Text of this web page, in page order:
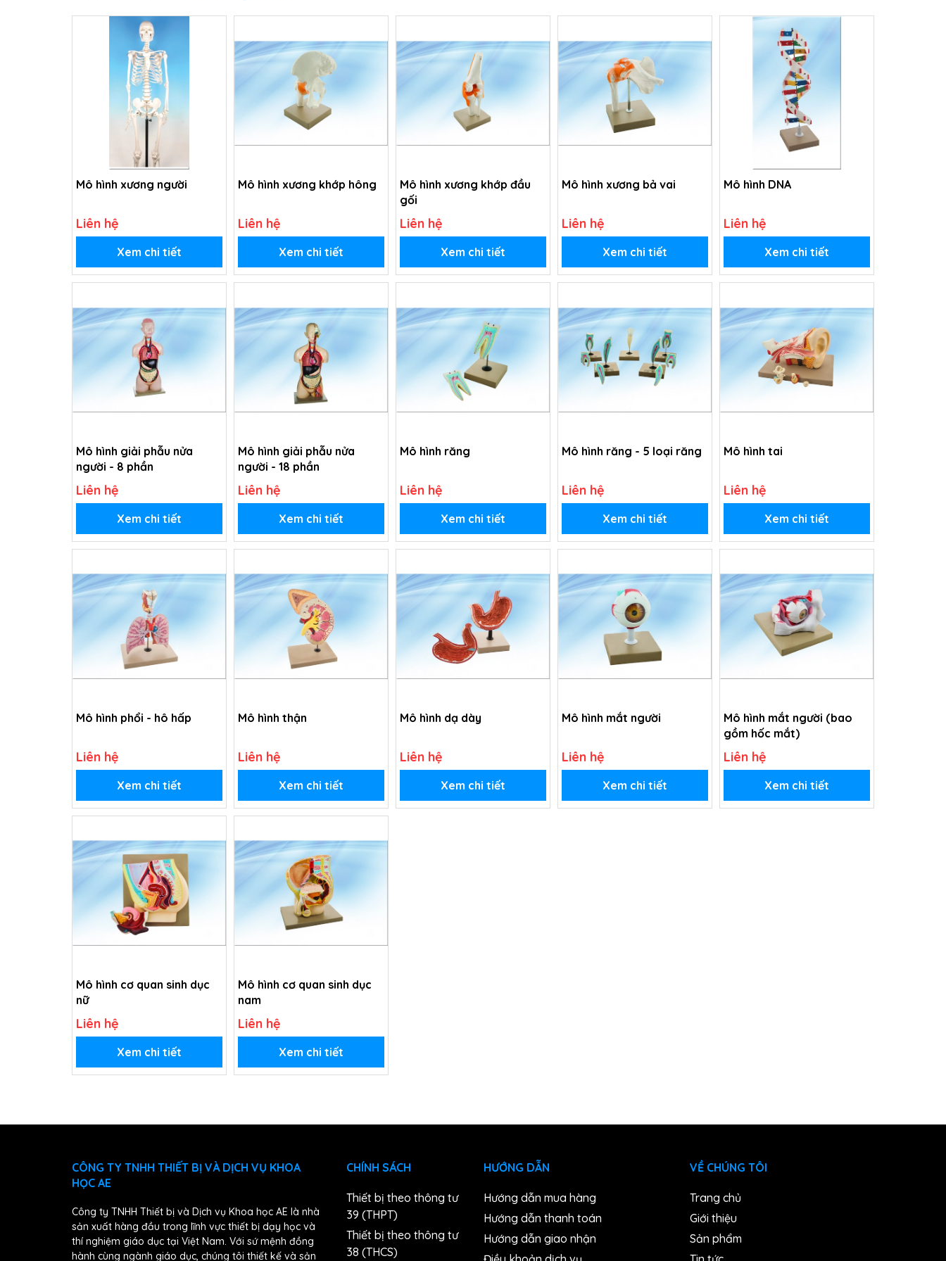
Mô hình xương người
Liên hệ
Xem chi tiết
Mô hình xương khớp hông
Liên hệ
Xem chi tiết
Mô hình xương khớp đầu
gối
Liên hệ
Xem chi tiết
Mô hình xương bả vai
Liên hệ
Xem chi tiết
Mô hình DNA
Liên hệ
Xem chi tiết
Mô hình giải phẫu nửa
người - 8 phần
Liên hệ
Xem chi tiết
Mô hình giải phẫu nửa
người - 18 phần
Liên hệ
Xem chi tiết
Mô hình răng
Liên hệ
Xem chi tiết
Mô hình răng - 5 loại răng
Liên hệ
Xem chi tiết
Mô hình tai
Liên hệ
Xem chi tiết
Mô hình phổi - hô hấp
Liên hệ
Xem chi tiết
Mô hình thận
Liên hệ
Xem chi tiết
Mô hình dạ dày
Liên hệ
Xem chi tiết
Mô hình mắt người
Liên hệ
Xem chi tiết
Mô hình mắt người (bao
gồm hốc mắt)
Liên hệ
Xem chi tiết
Mô hình cơ quan sinh dục
nữ
Liên hệ
Xem chi tiết
Mô hình cơ quan sinh dục
nam
Liên hệ
Xem chi tiết
CÔNG TY TNHH THIẾT BỊ VÀ DỊCH VỤ KHOA
HỌC AE
Công ty TNHH Thiết bị và Dịch vụ Khoa học AE là nhà
sản xuất hàng đầu trong lĩnh vực thiết bị dạy học và
thí nghiệm giáo dục tại Việt Nam. Với sứ mệnh đồng
hành cùng ngành giáo dục, chúng tôi thiết kế và sản
CHÍNH SÁCH
Thiết bị theo thông tư
39 (THPT)
Thiết bị theo thông tư
38 (THCS)
HƯỚNG DẪN
Hướng dẫn mua hàng
Hướng dẫn thanh toán
Hướng dẫn giao nhận
VỀ CHÚNG TÔI
Trang chủ
Giới thiệu
Sản phẩm